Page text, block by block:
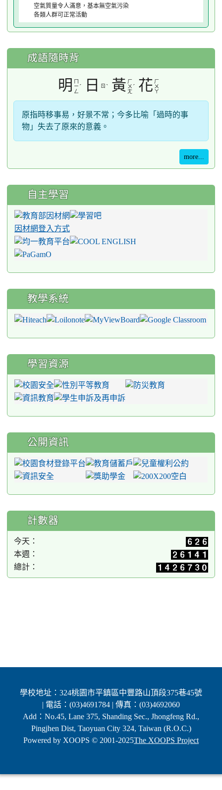
空氣質量令人滿意，基本無空氣污染
各類人群可正常活動
成語隨時背
明
ㄇ
ㄧ
ㄥ
ˊ 日 ㄖ ˋ 黃 ㄏ
ㄨ
ㄤ
ˊ 花 ㄏ
ㄨ
ㄚ
原指時移事易，好景不常；今多比喻「過時的事
物」失去了原來的意義。
more...
自主學習
因材網登入方式
教學系統
學習資源
公開資訊
計數器
今天：
本週：
總計：
學校地址：324桃園市平鎮區中豐路山頂段375巷45號
| 電話：(03)4691784 | 傳真：(03)4692060
Add：No.45, Lane 375, Shanding Sec., Jhongfeng Rd.,
Pingjhen Dist, Taoyuan City 324, Taiwan (R.O.C.)
Powered by XOOPS © 2001-2025The XOOPS Project